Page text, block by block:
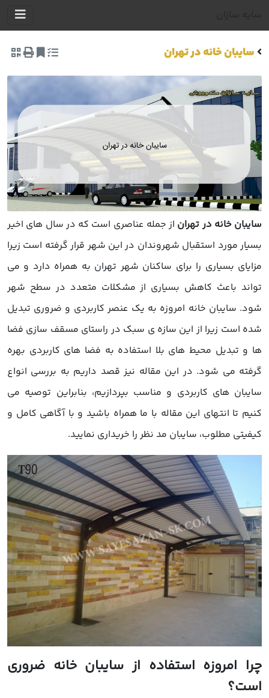
سایه سازان
سایبان خانه در تهران
سایبان خانه در تهران از جمله عناصری است که در سال های اخیر
بسیار مورد استقبال شهروندان در این شهر قرار گرفته است زیرا
مزایای بسیاری را برای ساکنان شهر تهران به همراه دارد و می
تواند باعث کاهش بسیاری از مشکلات متعدد در سطح شهر
شود. سایبان خانه امروزه به یک عنصر کاربردی و ضروری تبدیل
شده است زیرا از این سازه ی سبک در راستای مسقف سازی فضا
ها و تبدیل محیط های بلا استفاده به فضا های کاربردی بهره
گرفته می شود. در این مقاله نیز قصد داریم به بررسی انواع
سایبان های کاربردی و مناسب بپردازیم، بنابراین توصیه می
کنیم تا انتهای این مقاله با ما همراه باشید و با آگاهی کامل و
کیفیتی مطلوب، سایبان مد نظر را خریداری نمایید.
چرا امروزه استفاده از سایبان خانه ضروری
است؟